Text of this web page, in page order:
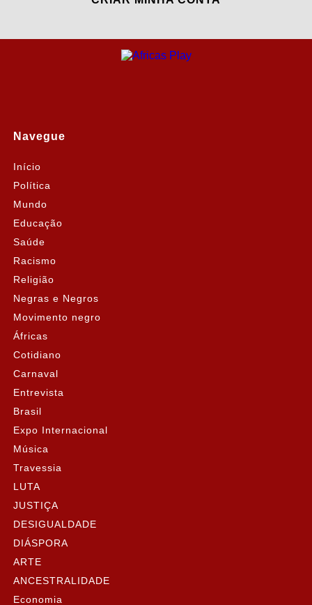
Navegue
Início
Política
Mundo
Educação
Saúde
Racismo
Religião
Negras e Negros
Movimento negro
Áfricas
Cotidiano
Carnaval
Entrevista
Brasil
Expo Internacional
Música
Travessia
LUTA
JUSTIÇA
DESIGUALDADE
DIÁSPORA
ARTE
ANCESTRALIDADE
Economia